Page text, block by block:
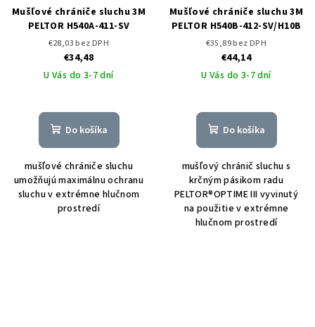
Mušľové chrániče sluchu 3M
PELTOR H540A-411-SV
€28,03 bez DPH
€34,48
U Vás do 3-7 dní
Do košíka
mušľové chrániče sluchu
umožňujú maximálnu ochranu
sluchu v extrémne hlučnom
prostredí
Mušľové chrániče sluchu 3M
PELTOR H540B-412-SV/H10B
€35,89 bez DPH
€44,14
U Vás do 3-7 dní
Do košíka
mušľový chránič sluchu s
krčným pásikom radu
PELTOR®OPTIME III vyvinutý
na použitie v extrémne
hlučnom prostredí